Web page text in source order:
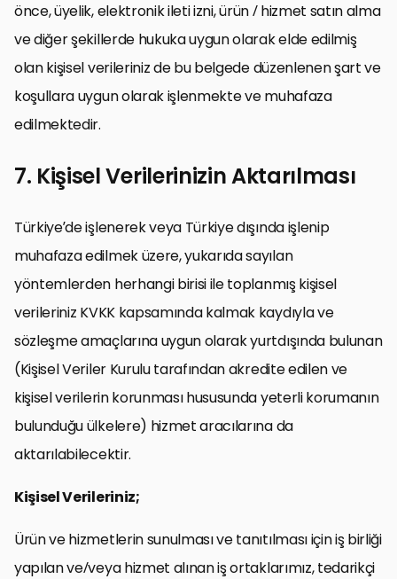
önce, üyelik, elektronik ileti izni, ürün / hizmet satın alma
ve diğer şekillerde hukuka uygun olarak elde edilmiş
olan kişisel verileriniz de bu belgede düzenlenen şart ve
koşullara uygun olarak işlenmekte ve muhafaza
edilmektedir.
7. Kişisel Verilerinizin Aktarılması
Türkiye’de işlenerek veya Türkiye dışında işlenip
muhafaza edilmek üzere, yukarıda sayılan
yöntemlerden herhangi birisi ile toplanmış kişisel
verileriniz KVKK kapsamında kalmak kaydıyla ve
sözleşme amaçlarına uygun olarak yurtdışında bulunan
(Kişisel Veriler Kurulu tarafından akredite edilen ve
kişisel verilerin korunması hususunda yeterli korumanın
bulunduğu ülkelere) hizmet aracılarına da
aktarılabilecektir.
Kişisel Verileriniz;
Ürün ve hizmetlerin sunulması ve tanıtılması için iş birliği
yapılan ve/veya hizmet alınan iş ortaklarımız, tedarikçi